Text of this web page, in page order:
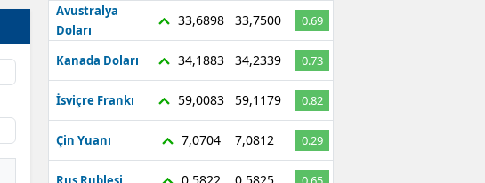
Avustralya
Doları
33,6898 33,7500 0.69
Kanada Doları 34,1883 34,2339 0.73
İsviçre Frankı 59,0083 59,1179 0.82
Çin Yuanı 7,0704 7,0812 0.29